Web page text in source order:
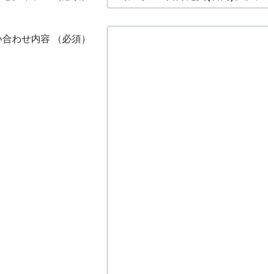
合わせ内容 （必須）